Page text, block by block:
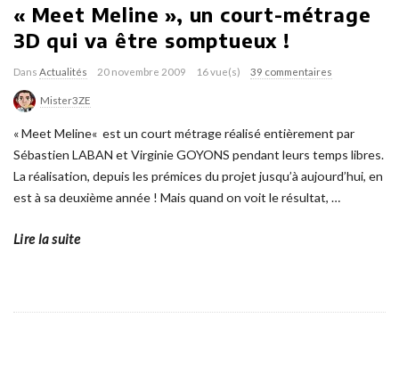
« Meet Meline », un court-métrage
3D qui va être somptueux !
Dans Actualités 20 novembre 2009 16 vue(s) 39 commentaires
Mister3ZE
« Meet Meline« est un court métrage réalisé entièrement par
Sébastien LABAN et Virginie GOYONS pendant leurs temps libres.
La réalisation, depuis les prémices du projet jusqu’à aujourd’hui, en
est à sa deuxième année ! Mais quand on voit le résultat, …
Lire la suite